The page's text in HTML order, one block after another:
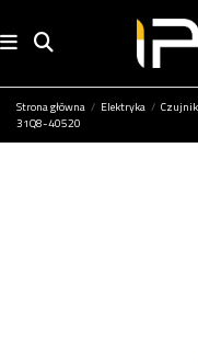
Strona główna Elektryka
31Q8-40520